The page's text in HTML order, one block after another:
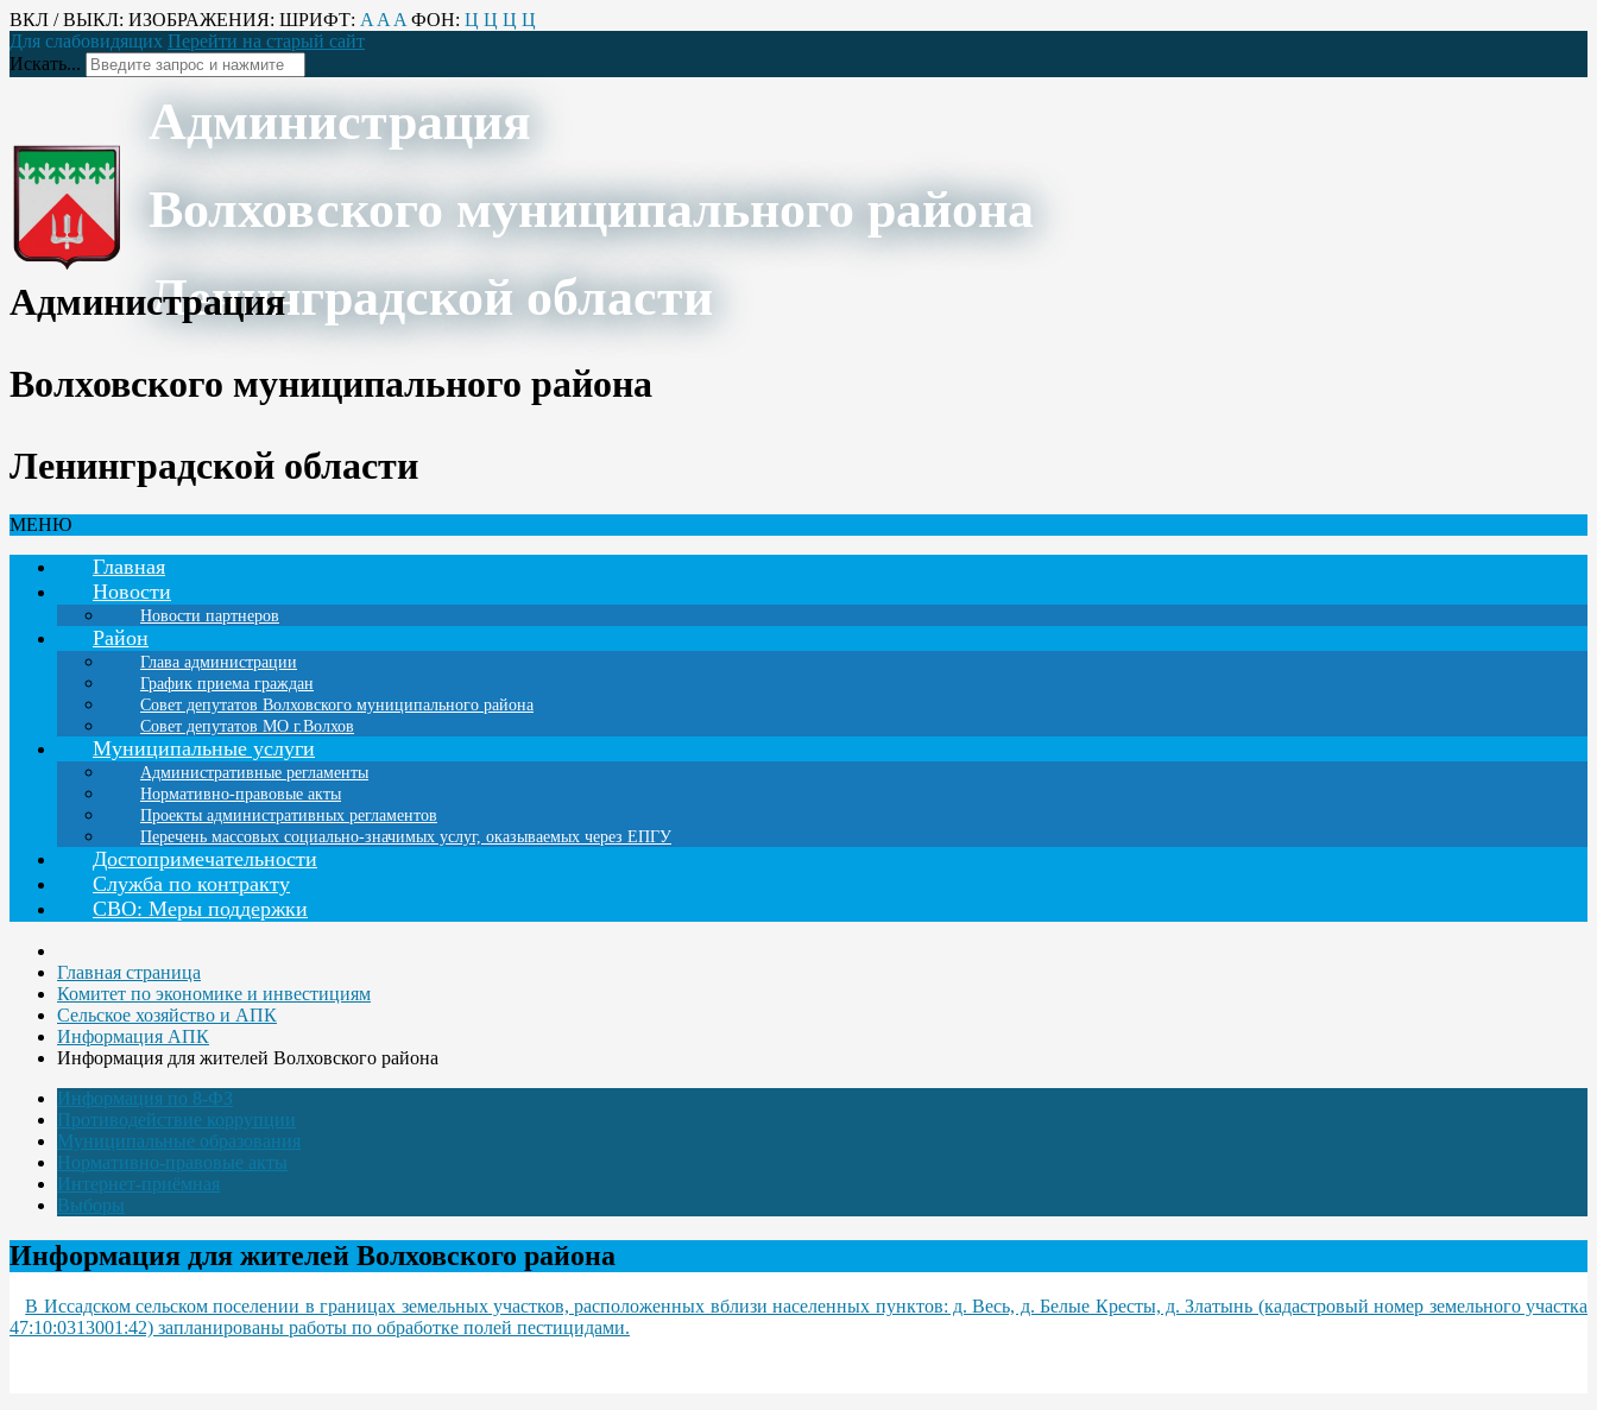
ВКЛ / ВЫКЛ: ИЗОБРАЖЕНИЯ: ШРИФТ: A A A ФОН: Ц Ц Ц Ц
Для слабовидящих Перейти на старый сайт
Искать...
Администрация
Волховского муниципального района
Ленинградской области
Администрация
Волховского муниципального района
Ленинградской области
МЕНЮ
Главная
Новости
Новости партнеров
Район
Глава администрации
График приема граждан
Совет депутатов Волховского муниципального района
Совет депутатов МО г.Волхов
Муниципальные услуги
Административные регламенты
Нормативно-правовые акты
Проекты административных регламентов
Перечень массовых социально-значимых услуг, оказываемых через ЕПГУ
Достопримечательности
Служба по контракту
СВО: Меры поддержки
Главная страница
Комитет по экономике и инвестициям
Сельское хозяйство и АПК
Информация АПК
Информация для жителей Волховского района
Информация по 8-ФЗ
Противодействие коррупции
Муниципальные образования
Нормативно-правовые акты
Интернет-приёмная
Выборы
Информация для жителей Волховского района
В Иссадском сельском поселении в границах земельных участков, расположенных вблизи населенных пунктов: д. Весь, д. Белые Кресты, д. Златынь (кадастровый номер земельного участка
47:10:0313001:42) запланированы работы по обработке полей пестицидами.